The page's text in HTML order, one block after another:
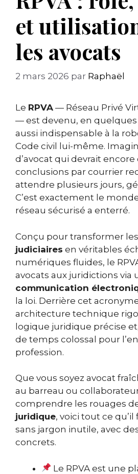
et
les avocats
2 mars 2026 par Raphaël
Le RPVA — Réseau Privé
— est devenu, en quelques
aussi indispensable à la
Code civil lui-même.
d’avocat qui devrait encore
conclusions par courrier
attendre plusieurs jours,
C’est exactement le
réseau sécurisé a enterré.
Conçu pour transformer les
judiciaires en véritables
numériques fluides, le
avocats aux juridictions via
communication
la loi. Derrière cet
architecture technique
logique juridique précise
de temps colossal pour
profession.
Que vous soyez avocat
au barreau ou
comprendre les rouages
juridique, voici tout ce
sans jargon inutile, avec
concrets.
Le RPVA est une